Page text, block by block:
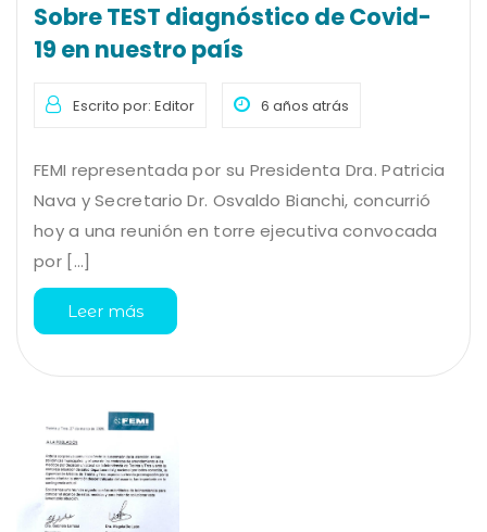
Sobre TEST diagnóstico de Covid-
19 en nuestro país
Escrito por: Editor 6 años atrás
FEMI representada por su Presidenta Dra. Patricia
Nava y Secretario Dr. Osvaldo Bianchi, concurrió
hoy a una reunión en torre ejecutiva convocada
por [...]
Leer más